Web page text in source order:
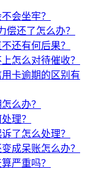
会坐牢？
偿还了怎么办？
还有何后果？
怎么对待催收？
卡逾期的区别有
么办？
理？
了怎么处理？
成呆账怎么办？
严重吗？